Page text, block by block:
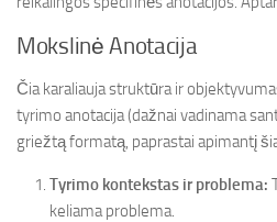
Mokslinė Anotacija
Čia karaliauja struktūra ir
tyrimo anotacija (dažnai vadinama
griežtą formatą, paprastai apimantį
Tyrimo kontekstas ir problema:
keliama problema.